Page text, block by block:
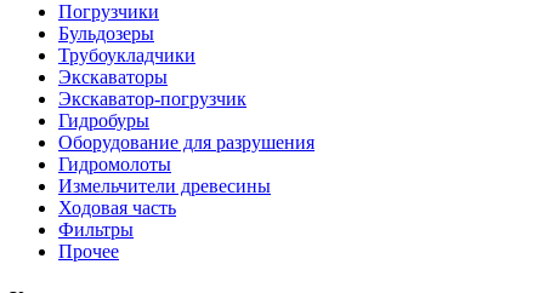
Погрузчики
Бульдозеры
Трубоукладчики
Экскаваторы
Экскаватор-погрузчик
Гидробуры
Оборудование для разрушения
Гидромолоты
Измельчители древесины
Ходовая часть
Фильтры
Прочее